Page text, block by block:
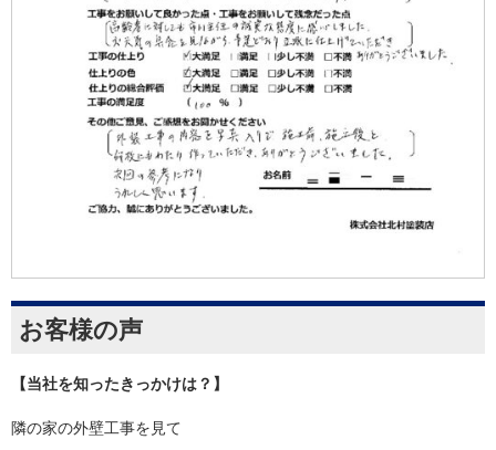
お客様の声
【当社を知ったきっかけは？】
隣の家の外壁工事を見て